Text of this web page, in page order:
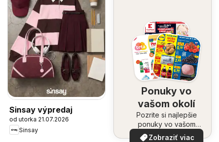
Sinsay výpredaj
od utorka 21.07.2026
Sinsay
Ponuky vo
vašom okolí
Pozrite si najlepšie
ponuky vo vašom
okolí
Zobraziť viac